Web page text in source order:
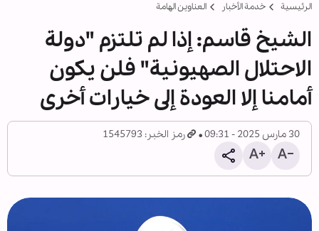
الرئيسية خدمة الأخبار العناوين الهامة
الشيخ قاسم: إذا لم تلتزم "دولة
الاحتلال الصهيونية" فلن يكون
أمامنا إلا العودة إلى خيارات أخرى
30 مارس 2025 - 09:31 رمز الخبر: 1545793